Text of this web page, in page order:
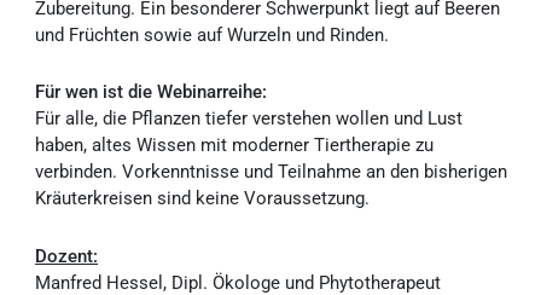
Zubereitung. Ein besonderer Schwerpunkt liegt auf Beeren
und Früchten sowie auf Wurzeln und Rinden.
Für wen ist die Webinarreihe:
Für alle, die Pflanzen tiefer verstehen wollen und Lust
haben, altes Wissen mit moderner Tiertherapie zu
verbinden. Vorkenntnisse und Teilnahme an den bisherigen
Kräuterkreisen sind keine Voraussetzung.
Dozent:
Manfred Hessel, Dipl. Ökologe und Phytotherapeut